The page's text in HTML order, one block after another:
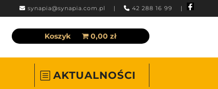
synapia@synapia.com.pl | 42 288 16 99 |
Koszyk 0,00 zł
AKTUALNOŚCI